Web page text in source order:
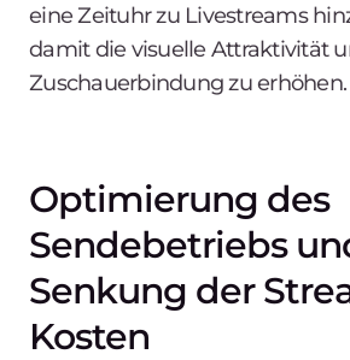
eine Zeituhr zu Livestreams
damit die visuelle Attraktivität
Zuschauerbindung zu erhöhen.
Optimierung des
Sendebetriebs
Senkung der
Kosten